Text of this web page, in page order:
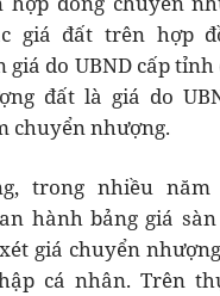
giá đất trên hợp
giá do UBND cấp
đất là giá do
chuyển nhượng.
trong nhiều năm
hành bảng giá
giá chuyển
cá nhân. Trên